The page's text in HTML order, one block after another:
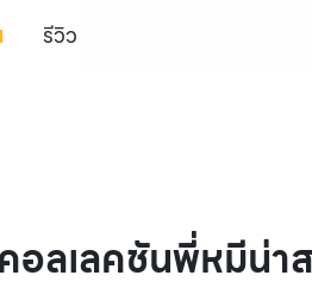
รีวิว
ลเลคชันพี่หมีน่า